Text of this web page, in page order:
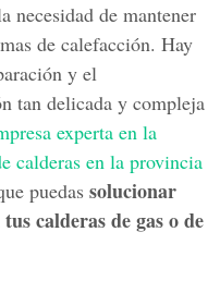
necesidad de mantener
de calefacción. Hay
y el
tan delicada y compleja
experta en la
calderas en la provincia
puedassolucionar
calderas de gas o de